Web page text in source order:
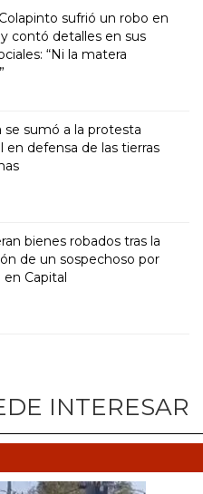
sufrió un robo en
y contó detalles en sus
“Ni la matera
se sumó a la protesta
en defensa de las tierras
bienes robados tras la
de un sospechoso por
Capital
INTERESAR